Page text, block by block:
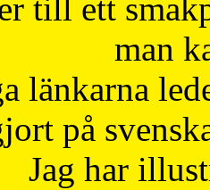
till ett
man
länkarna
på
Jag har